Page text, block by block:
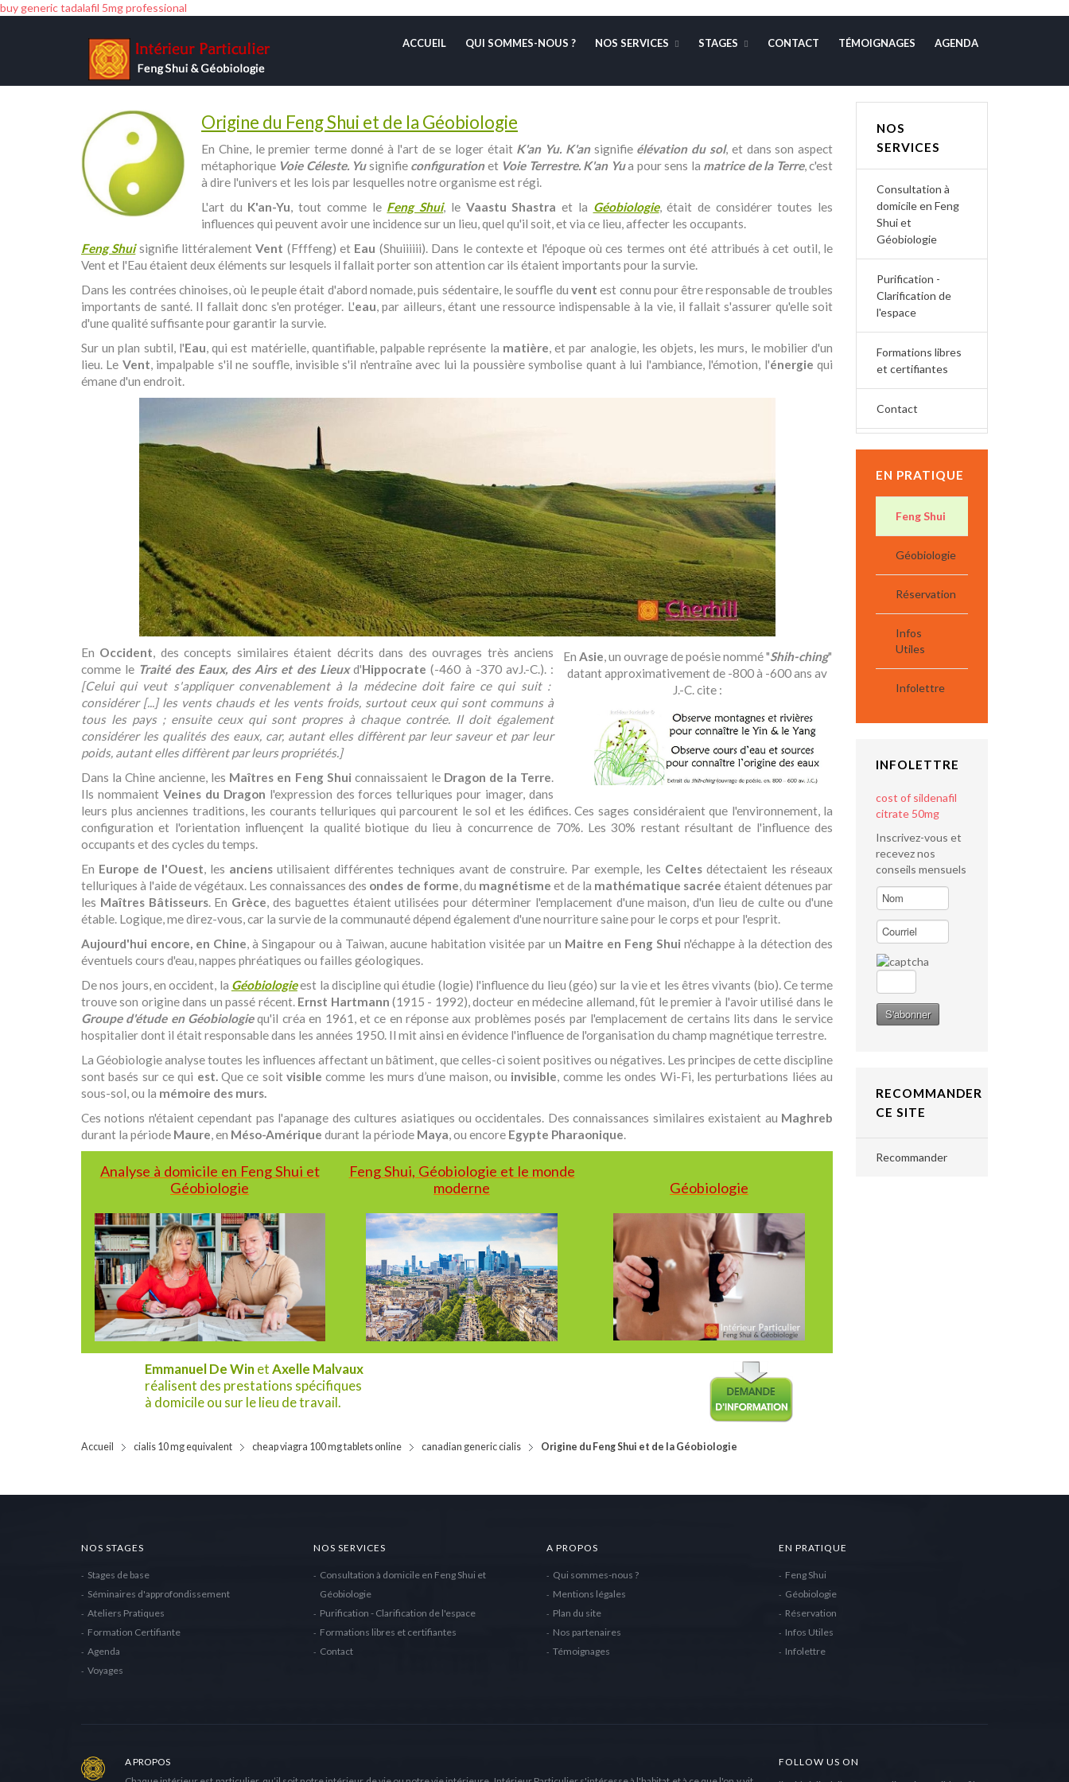
buy generic tadalafil 5mg professional
ACCUEIL QUI SOMMES-NOUS ? NOS SERVICES STAGES CONTACT TÉMOIGNAGES AGENDA
Origine du Feng Shui et de la Géobiologie
En Chine, le premier terme donné à l'art de se loger était K'an Yu. K'ansignifie élévation du sol, et dans son aspect
métaphorique Voie Céleste. Yusignifie configurationet Voie Terrestre. K'an Yua pour sens la matrice de la Terre, c'est
à dire l'univers et les lois par lesquelles notre organisme est régi.
L'art du K'an-Yu, tout comme le Feng Shui, le Vaastu Shastra et la Géobiologie, était de considérer toutes les
influences qui peuvent avoir une incidence sur un lieu, quel qu'il soit, et via ce lieu, affecter les occupants.
Feng Shuisignifie littéralementVent (Ffffeng) et Eau (Shuiiiiii). Dans le contexte et l'époque où ces termes ont été attribués à cet outil, le
Vent et l'Eau étaient deux éléments sur lesquels il fallait porter son attention car ils étaient importants pour la survie.
Dans les contrées chinoises, où le peuple était d'abord nomade, puis sédentaire, le souffle du vent est connu pour être responsable de troubles
importants de santé. Il fallait donc s'en protéger. L'eau, par ailleurs, étant une ressource indispensable à la vie, il fallait s'assurer qu'elle soit
d'une qualité suffisante pour garantir la survie.
Sur un plan subtil, l'Eau, qui est matérielle, quantifiable, palpable représente la matière, et par analogie, les objets, les murs, le mobilier d'un
lieu. Le Vent, impalpable s'il ne souffle, invisible s'il n'entraîne avec lui la poussière symbolise quant à lui l'ambiance, l'émotion, l'énergie qui
émane d'un endroit.
En Asie, un ouvrage de poésie nommé "Shih-ching"
datant approximativement de -800 à -600 ans av
J.-C. cite :
En Occident, des concepts similaires étaient décrits dans des ouvrages très anciens
comme le Traité des Eaux, des Airs et des Lieuxd'Hippocrate (-460 à -370 avJ.-C.). :
[Celui qui veut s'appliquer convenablement à la médecine doit faire ce qui suit :
considérer [...] les vents chauds et les vents froids, surtout ceux qui sont communs à
tous les pays ; ensuite ceux qui sont propres à chaque contrée. Il doit également
considérer les qualités des eaux, car, autant elles diffèrent par leur saveur et par leur
poids, autant elles diffèrent par leurs propriétés.]
Dans la Chine ancienne, les Maîtres en Feng Shui connaissaient le Dragon de la Terre.
Ils nommaient Veines du Dragon l'expression des forces telluriques pour imager, dans
leurs plus anciennes traditions, les courants telluriques qui parcourent le sol et les édifices. Ces sages considéraient que l'environnement, la
configuration et l'orientation influençent la qualité biotique du lieu à concurrence de 70%. Les 30% restant résultant de l'influence des
occupants et des cycles du temps.
En Europe de l'Ouest, les anciens utilisaient différentes techniques avant de construire. Par exemple, les Celtes détectaient les réseaux
telluriques à l'aide de végétaux. Les connaissances des ondes de forme, du magnétisme et de la mathématique sacrée étaient détenues par
les Maîtres Bâtisseurs. En Grèce, des baguettes étaient utilisées pour déterminer l'emplacement d'une maison, d'un lieu de culte ou d'une
étable. Logique, me direz-vous, car la survie de la communauté dépend également d'une nourriture saine pour le corps et pour l'esprit.
Aujourd'hui encore, en Chine, à Singapour ou à Taiwan, aucune habitation visitée par un Maitre en Feng Shui n'échappe à la détection des
éventuels cours d'eau, nappes phréatiques ou failles géologiques.
De nos jours, en occident, la Géobiologieest la discipline qui étudie (logie) l'influence du lieu (géo) sur la vie et les êtres vivants (bio). Ce terme
trouve son origine dans un passé récent. Ernst Hartmann (1915 - 1992), docteur en médecine allemand, fût le premier à l'avoir utilisé dans le
Groupe d'étude en Géobiologiequ'il créa en 1961, et ce en réponse aux problèmes posés par l'emplacement de certains lits dans le service
hospitalier dont il était responsable dans les années 1950. Il mit ainsi en évidence l'influence de l'organisation du champ magnétique terrestre.
La Géobiologie analyse toutes les influences affectant un bâtiment, que celles-ci soient positives ou négatives. Les principes de cette discipline
sont basés sur ce qui est.Que ce soitvisible comme les murs d’une maison, ou invisible, comme les ondes Wi-Fi, les perturbations liées au
sous-sol, ou la mémoire des murs.
Ces notions n'étaient cependant pas l'apanage des cultures asiatiques ou occidentales. Des connaissances similaires existaient au Maghreb
durant la période Maure, en Méso-Amérique durant la période Maya, ou encore Egypte Pharaonique.
Analyse à domicile en Feng Shui et
Géobiologie
Feng Shui, Géobiologie et le monde
moderne
Géobiologie
Emmanuel De WinetAxelle Malvaux
réalisent des prestations spécifiques
à domicile ou sur le lieu de travail.
Accueil cialis 10 mg equivalent cheap viagra 100 mg tablets online canadian generic cialis Origine du Feng Shui et de la Géobiologie
NOS
SERVICES
Consultation à
domicile en Feng
Shui et
Géobiologie
Purification -
Clarification de
l'espace
Formations libres
et certifiantes
Contact
EN PRATIQUE
Feng Shui
Géobiologie
Réservation
Infos
Utiles
Infolettre
INFOLETTRE
cost of sildenafil
citrate 50mg
Inscrivez-vous et
recevez nos
conseils mensuels
RECOMMANDER
CE SITE
Recommander
NOS STAGES
Stages de base
Séminaires d'approfondissement
Ateliers Pratiques
Formation Certifiante
Agenda
Voyages
NOS SERVICES
Consultation à domicile en Feng Shui et
Géobiologie
Purification - Clarification de l'espace
Formations libres et certifiantes
Contact
A PROPOS
Qui sommes-nous ?
Mentions légales
Plan du site
Nos partenaires
Témoignages
EN PRATIQUE
Feng Shui
Géobiologie
Réservation
Infos Utiles
Infolettre
A PROPOS
FOLLOW US ON